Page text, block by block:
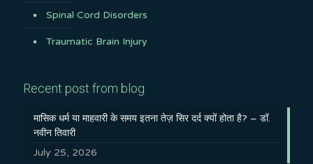
Spinal Cord Disorders
Traumatic Brain Injury
Recent post from blog
मासिक धर्म या माहवारी के समय इतना तेज़ सिर दर्द क्यों होता है? – डॉ.
नवीन तिवारी
July 25, 2026